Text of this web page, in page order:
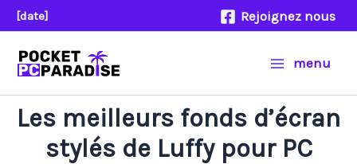
Aller
au
contenu
[date] Rejoignez nous
menu
Les meilleurs fonds d’écran
stylés de Luffy pour PC